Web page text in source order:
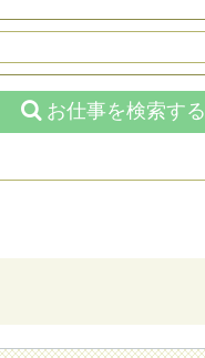
お仕事を検索する